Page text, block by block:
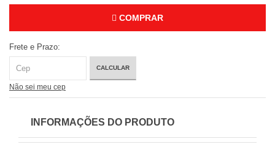
COMPRAR
Frete e Prazo:
CALCULAR
Não sei meu cep
INFORMAÇÕES DO PRODUTO